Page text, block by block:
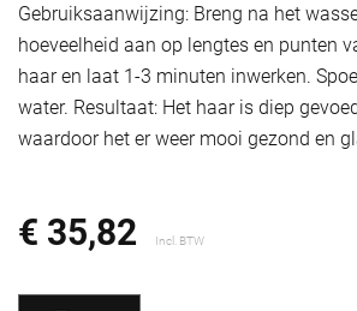
Gebruiksaanwijzing: Breng na het
hoeveelheid aan op lengtes en punten
haar en laat 1-3 minuten inwerken.
water. Resultaat: Het haar is diep
waardoor het er weer mooi gezond en
€ 35,82 Incl. BTW